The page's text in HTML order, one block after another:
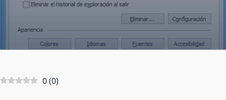
0(0)